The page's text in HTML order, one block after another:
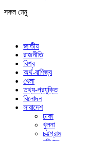
সকল মেনু
জাতীয়
রাজনীতি
বিশ্ব
অর্থ-বাণিজ্য
খেলা
তথ্য-প্রযুক্তি
বিনোদন
সারাদেশ
ঢাকা
খুলনা
চট্টগ্রাম